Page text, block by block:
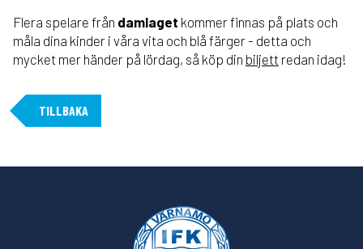
Flera spelare från damlaget kommer finnas på plats och
måla dina kinder i våra vita och blå färger - detta och
mycket mer händer på lördag, så köp din biljett redan idag!
TILLBAKA